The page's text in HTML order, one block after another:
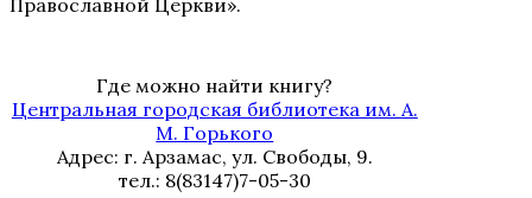
Где можно найти книгу?
Центральная городская библиотека им. А.
М. Горького
Адрес: г. Арзамас, ул. Свободы, 9.
тел.: 8(83147)7-05-30